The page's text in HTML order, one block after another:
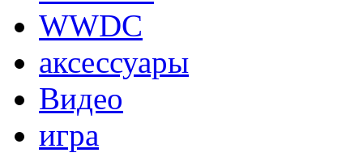
WWDC
аксессуары
Видео
игра